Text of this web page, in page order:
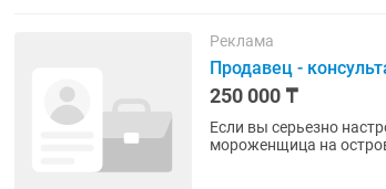
Реклама
Продавец -
250 000 ₸
Если вы серьезно
мороженщица на